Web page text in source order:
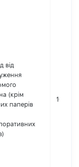
від
(крім
паперів
10000